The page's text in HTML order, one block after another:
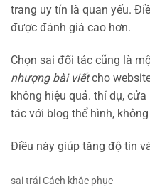
trang uy tín là quan yếu.
được đánh giá cao hơn.
Chọn sai đối tác cũng là
nhượng bài viếtcho
không hiệu quả. thí dụ,
tác với blog thể hình,
Điều này giúp tăng độ tin
sai trái Cách khắc phục